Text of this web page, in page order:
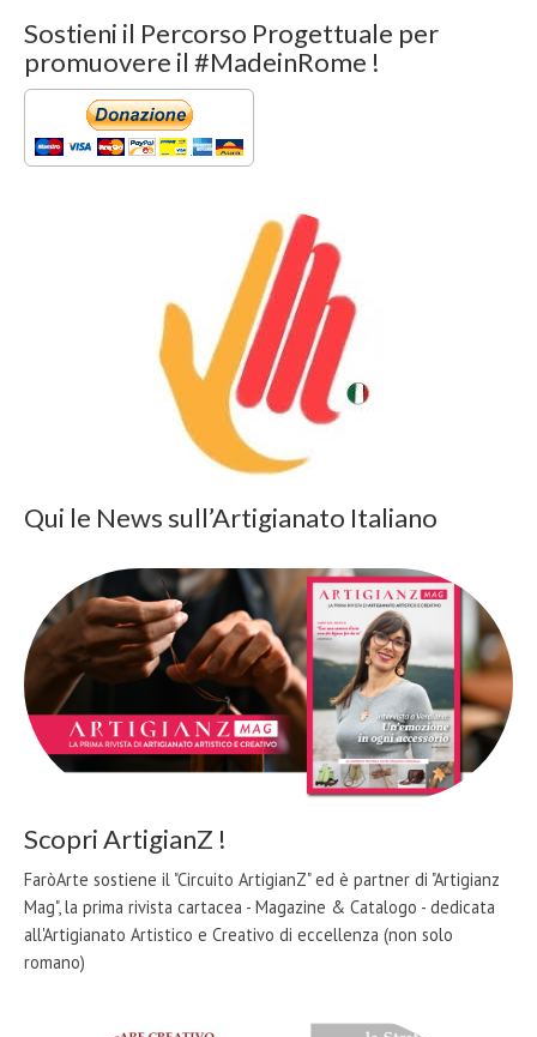
Sostieni il Percorso Progettuale per
promuovere il #MadeinRome !
Qui le News sull’Artigianato Italiano
Scopri ArtigianZ !
FaròArte sostiene il "Circuito ArtigianZ" ed è partner di "Artigianz
Mag", la prima rivista cartacea - Magazine & Catalogo - dedicata
all'Artigianato Artistico e Creativo di eccellenza (non solo
romano)